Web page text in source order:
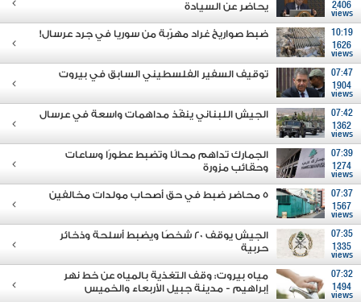
2406
views
يحاضر عن السيادة
10:19
1626
views
ضبط صواريخ غراد مهرّبة من سوريا في جرد عرسال!
07:47
1904
views
توقيف السفير الفلسطيني السابق في بيروت
07:42
1362
views
الجيش اللبناني ينفّذ مداهمات واسعة في عرسال
07:39
1274
views
الجمارك تداهم محالًا وتضبط عطورًا وساعات
وحقائب مزورة
07:37
1567
views
5 محاضر ضبط في حق أصحاب مولدات مخالفين
07:35
1335
views
الجيش يوقف 20 شخصًا ويضبط أسلحة وذخائر
حربية
07:32
1494
views
مياه بيروت: وقف التغذية بالمياه عن خط نهر
إبراهيم - مدينة جبيل الأربعاء والخميس